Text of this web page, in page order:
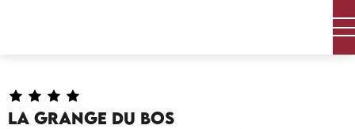
La Grange Du Bos